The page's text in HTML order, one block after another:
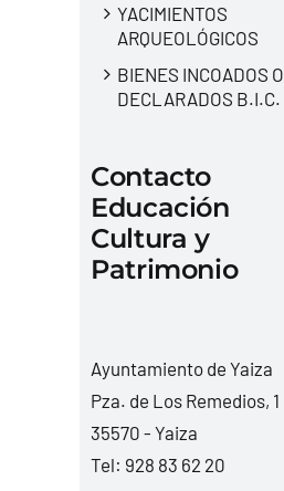
YACIMIENTOS
ARQUEOLÓGICOS
BIENES INCOADOS O
DECLARADOS B.I.C.
Contacto
Educación
Cultura y
Patrimonio
Ayuntamiento de Yaiza
Pza. de Los Remedios, 1
35570 - Yaiza
Tel: 928 83 62 20